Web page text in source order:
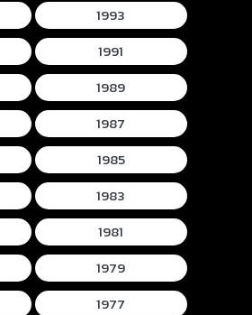
1993
1991
1989
1987
1985
1983
1981
1979
1977